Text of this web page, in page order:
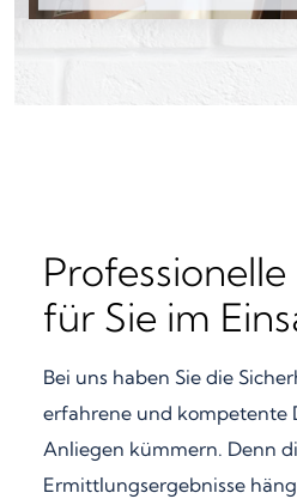
für Sie im
Bei uns haben Sie die
erfahrene und kompetente
Anliegen kümmern. Denn
Ermittlungsergebnisse